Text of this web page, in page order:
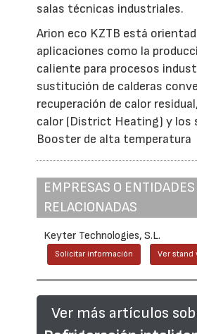
salas técnicas industriales.
Arion eco KZTB está
aplicaciones como la
caliente para procesos
sustitución de calderas
recuperación de calor
calor (District Heating) y los
Booster de alta temperatura
EMPRESAS O ENTIDADES
RELACIONADAS
Keyter Technologies, S.L.
Solicitar información Ver stand
Ver más artículos